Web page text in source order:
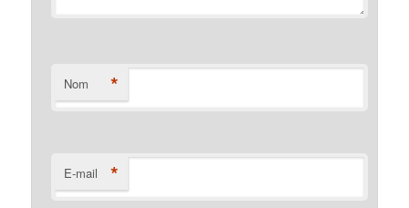
Nom *
E-mail *